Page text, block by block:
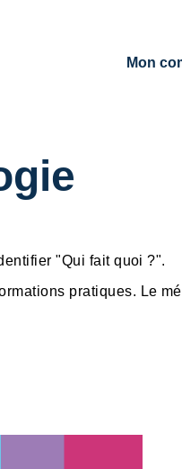
Mon
"Qui fait quoi ?".
pratiques. Le